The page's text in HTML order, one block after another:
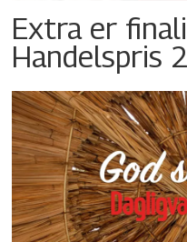
Extra er
Handelspris